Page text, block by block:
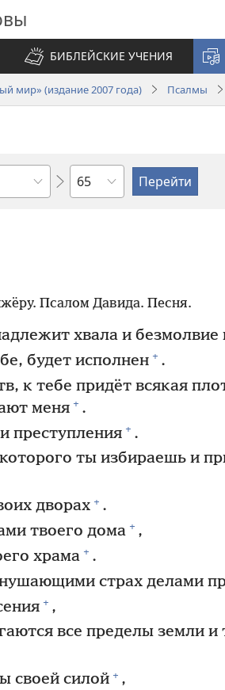
БИБЛЕЙСКИЕ УЧЕНИЯ
мир» (издание 2007 года) Псалмы
по
главам
Псалом Давида. Песня.
хвала и безмолвие
будет исполнен + .
к тебе придёт всякая
меня + .
преступления + .
ты избираешь и
дворах + .
твоего дома + ,
храма + .
страх делами
+ ,
все пределы земли и
своей силой + ,